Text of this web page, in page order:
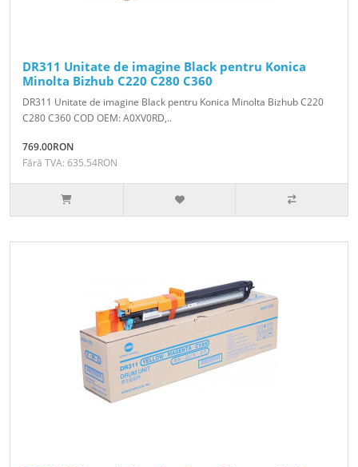
DR311 Unitate de imagine Black pentru Konica
Minolta Bizhub C220 C280 C360
DR311 Unitate de imagine Black pentru Konica Minolta Bizhub C220
C280 C360 COD OEM: A0XV0RD,..
769.00RON
Fără TVA: 635.54RON